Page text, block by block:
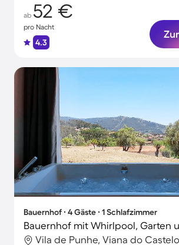
ab 52 €
pro Nacht
4.3
Bauernhof ∙ 4 Gäste ∙ 1 Schlafzimmer
Vila de Punhe, Viana do